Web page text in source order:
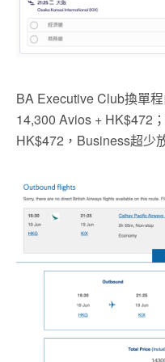
BA Executive Club換單
14,300 Avios + HK$472
HK$472，Business超少